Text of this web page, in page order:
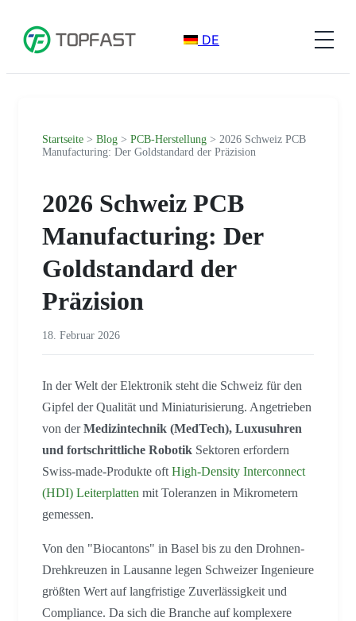
DE
Startseite > Blog > PCB-Herstellung > 2026 Schweiz PCB
Manufacturing: Der Goldstandard der Präzision
2026 Schweiz PCB
Manufacturing: Der
Goldstandard der
Präzision
18. Februar 2026
In der Welt der Elektronik steht die Schweiz für den
Gipfel der Qualität und Miniaturisierung. Angetrieben
von derMedizintechnik (MedTech), Luxusuhren
und fortschrittliche Robotik Sektoren erfordern
Swiss-made-Produkte oftHigh-Density Interconnect
(HDI) Leiterplatten mit Toleranzen in Mikrometern
gemessen.
Von den "Biocantons" in Basel bis zu den Drohnen-
Drehkreuzen in Lausanne legen Schweizer Ingenieure
größten Wert auf langfristige Zuverlässigkeit und
Compliance. Da sich die Branche auf komplexere